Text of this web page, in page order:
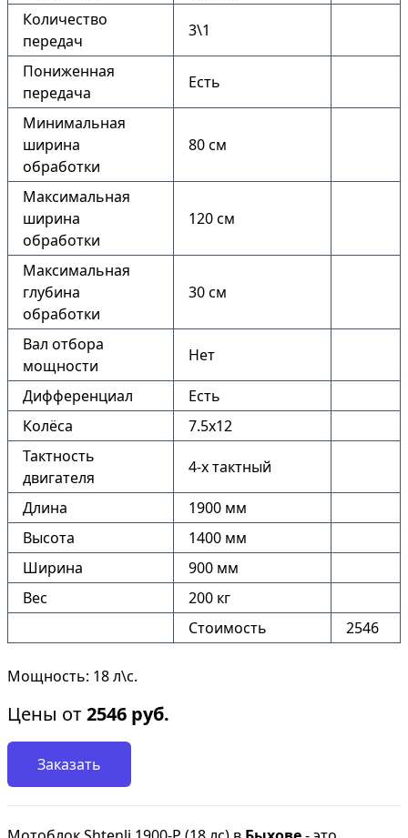
Количество
передач
3\1
Пониженная
передача
Есть
Минимальная
ширина
обработки
80 см
Максимальная
ширина
обработки
120 см
Максимальная
глубина
обработки
30 см
Вал отбора
мощности
Нет
Дифференциал
Есть
Колёса
7.5х12
Тактность
двигателя
4-х тактный
Длина
1900 мм
Высота
1400 мм
Ширина
900 мм
Вес
200 кг
Стоимость
2546
Мощность: 18 л\с.
Цены от2546 руб.
Заказать